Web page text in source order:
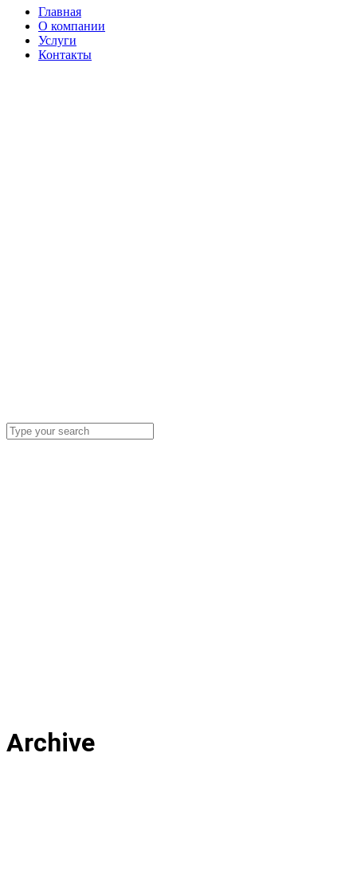
Главная
О компании
Услуги
Контакты
Archive